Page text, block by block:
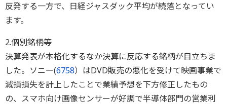
反発する一方で、日経ジャスダック平均が続落となってい
ます。
2.個別銘柄等
決算発表が本格化するなか決算に反応する銘柄が目立ちま
した。ソニー(6758）はDVD販売の悪化を受けて映画事業で
減損損失を計上したことで業績予想を下方修正したもの
の、スマホ向け画像センサーが好調で半導体部門の営業利